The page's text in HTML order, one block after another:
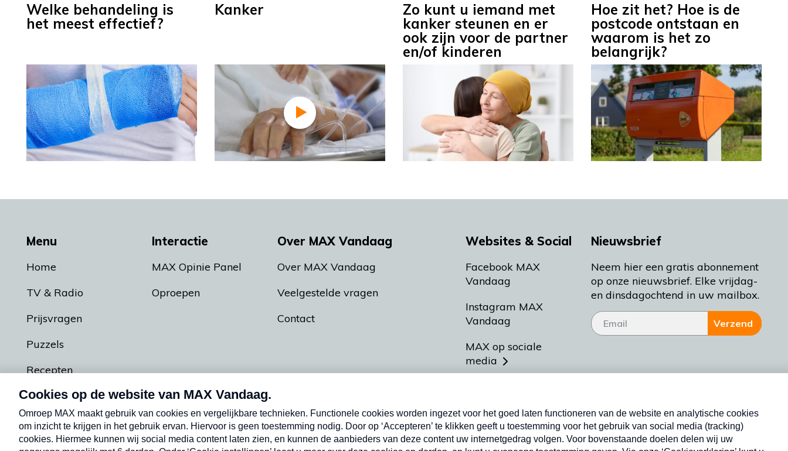
Welke behandeling is
het meest effectief?
Kanker
Zo kunt u iemand met
kanker steunen en er
ook zijn voor de partner
en/of kinderen
Hoe zit het? Hoe is de
postcode ontstaan en
waarom is het zo
belangrijk?
Menu
Home
TV & Radio
Prijsvragen
Puzzels
Recepten
Podcasts
Interactie
MAX Opinie Panel
Oproepen
Over MAX Vandaag
Over MAX Vandaag
Veelgestelde vragen
Contact
Websites & Social
Facebook MAX
Vandaag
Instagram MAX
Vandaag
MAX op sociale
media
Meldpunt Actueel
Heel Holland Bakt
Nieuwsbrief
Neem hier een gratis abonnement
op onze nieuwsbrief. Elke vrijdag-
en dinsdagochtend in uw mailbox.
Verzend
Nieuwsbrief
Neem hier een gratis abonnement op onze